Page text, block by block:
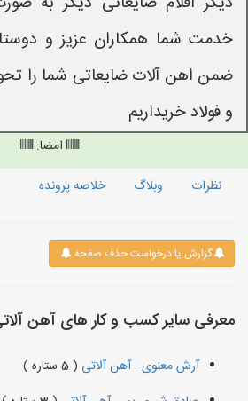
خدمت شما همکاران عزیز و
ضمن اهن آلات ضایعاتی شما را
و فولاد خریداریم
امضا:
نظرات
وبلاگ خلاصه پرونده
گزارش یا درخواست حذف صفحه
معرفی سایر کسب و کار های آهن
آرش معنوی - آهن آلاتی ( 5 ستاره )